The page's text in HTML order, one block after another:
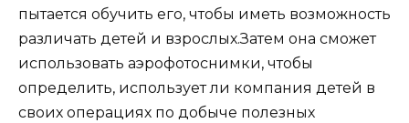
пытается обучить его, чтобы иметь возможность
различать детей и взрослых.Затем она сможет
использовать аэрофотоснимки, чтобы
определить, использует ли компания детей в
своих операциях по добыче полезных